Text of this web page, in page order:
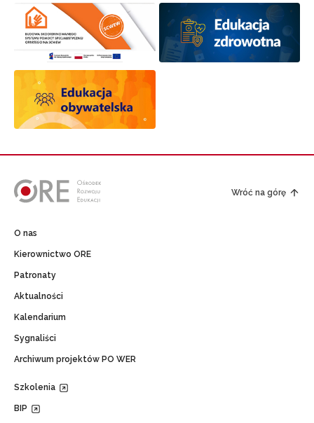
Wróć na górę
O nas
Kierownictwo ORE
Patronaty
Aktualności
Kalendarium
Sygnaliści
Archiwum projektów PO WER
Szkolenia
BIP